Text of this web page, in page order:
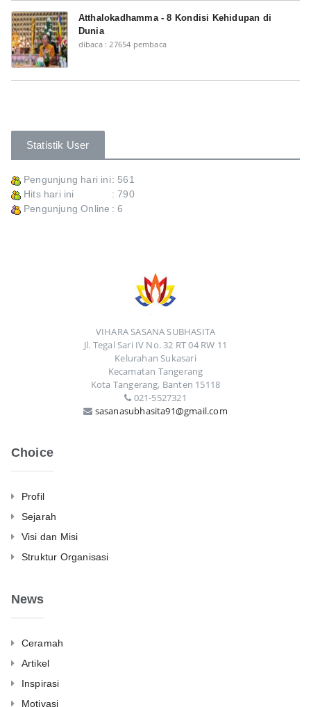
Atthalokadhamma - 8 Kondisi Kehidupan di
Dunia
dibaca : 27654 pembaca
Statistik User
Pengunjung hari ini: 561
Hits hari ini
: 790
Pengunjung Online : 6
VIHARA SASANA SUBHASITA
Jl. Tegal Sari IV No. 32 RT 04 RW 11
Kelurahan Sukasari
Kecamatan Tangerang
Kota Tangerang, Banten 15118
021-5527321
sasanasubhasita91@gmail.com
Choice
Profil
Sejarah
Visi dan Misi
Struktur Organisasi
News
Ceramah
Artikel
Inspirasi
Motivasi